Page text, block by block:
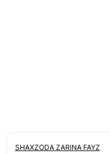
SHAXZODA ZARINA FAYZ